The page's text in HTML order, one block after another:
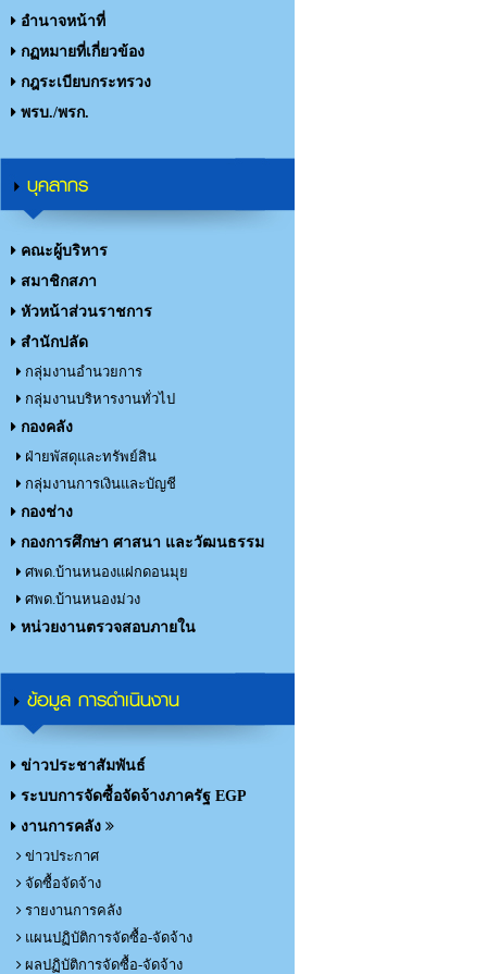
อำนาจหน้าที่
กฏหมายที่เกี่ยวข้อง
กฎระเบียบกระทรวง
พรบ./พรก.
บุคลากร
คณะผู้บริหาร
สมาชิกสภา
หัวหน้าส่วนราชการ
สำนักปลัด
กลุ่มงานอำนวยการ
กลุ่มงานบริหารงานทั่วไป
กองคลัง
ฝ่ายพัสดุและทรัพย์สิน
กลุ่มงานการเงินและบัญชี
กองช่าง
กองการศึกษา ศาสนา และวัฒนธรรม
ศพด.บ้านหนองแฝกดอนมุย
ศพด.บ้านหนองม่วง
หน่วยงานตรวจสอบภายใน
ข้อมูล การดำเนินงาน
ข่าวประชาสัมพันธ์
ระบบการจัดซื้อจัดจ้างภาครัฐ EGP
งานการคลัง
ข่าวประกาศ
จัดซื้อจัดจ้าง
รายงานการคลัง
แผนปฏิบัติการจัดซื้อ-จัดจ้าง
ผลปฏิบัติการจัดซื้อ-จัดจ้าง